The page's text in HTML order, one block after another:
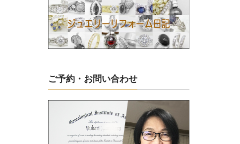
ご予約・お問い合わせ